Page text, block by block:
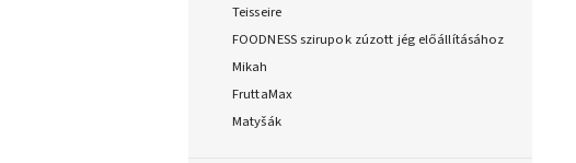
Teisseire
FOODNESS szirupok zúzott jég előállításához
Mikah
FruttaMax
Matyšák